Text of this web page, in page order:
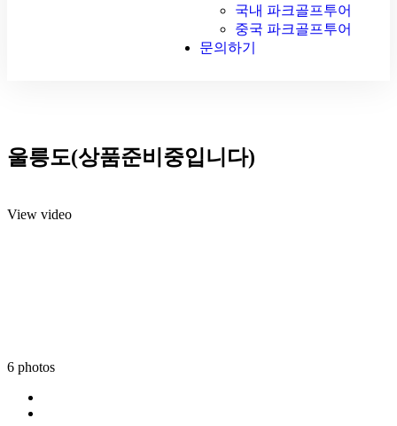
국내 파크골프투어
중국 파크골프투어
문의하기
울릉도(상품준비중입니다)
View video
6 photos